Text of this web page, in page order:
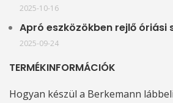
2025-10-16
Apró eszközökben rejlő óriási
2025-09-24
TERMÉKINFORMÁCIÓK
Hogyan készül a Berkemann lábbeli